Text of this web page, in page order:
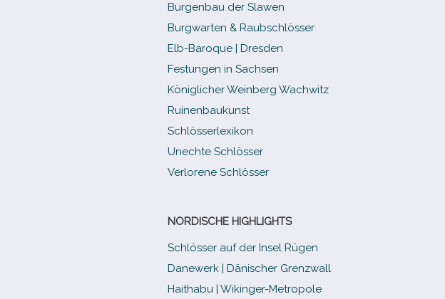
Burgenbau der Slawen
Burgwarten & Raubschlösser
Elb-​Baroque | Dresden
Festungen in Sachsen
Königlicher Weinberg Wachwitz
Ruinenbaukunst
Schlösserlexikon
Unechte Schlösser
Verlorene Schlösser
NORDISCHE HIGHLIGHTS
Schlösser auf der Insel Rügen
Danewerk | Dänischer Grenzwall
Haithabu | Wikinger-Metropole